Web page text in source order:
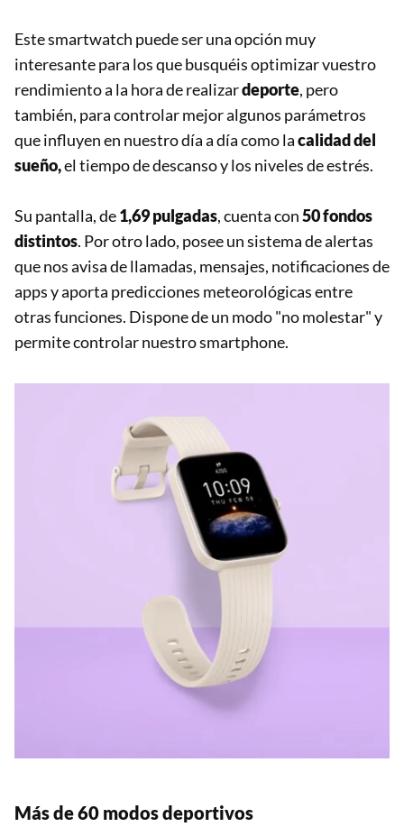
Este smartwatch puede ser una opción muy
interesante para los que busquéis optimizar vuestro
rendimiento a la hora de realizardeporte, pero
también, para controlar mejor algunos parámetros
que influyen en nuestro día a día como lacalidad del
sueño,el tiempo de descanso y los niveles de estrés.
Su pantalla, de1,69 pulgadas, cuenta con50 fondos
distintos. Por otro lado, posee un sistema de alertas
que nos avisa de llamadas, mensajes, notificaciones de
apps y aporta predicciones meteorológicas entre
otras funciones. Dispone de un modo "no molestar" y
permite controlar nuestro smartphone.
Más de 60 modos deportivos